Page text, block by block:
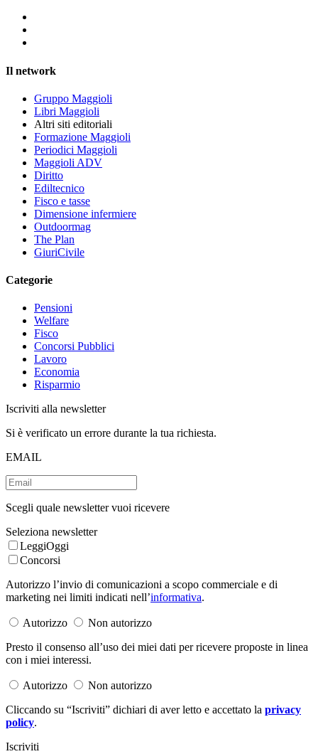
Il network
Gruppo Maggioli
Libri Maggioli
Altri siti editoriali
Formazione Maggioli
Periodici Maggioli
Maggioli ADV
Diritto
Ediltecnico
Fisco e tasse
Dimensione infermiere
Outdoormag
The Plan
GiuriCivile
Categorie
Pensioni
Welfare
Fisco
Concorsi Pubblici
Lavoro
Economia
Risparmio
Iscriviti alla newsletter
Si è verificato un errore durante la tua richiesta.
EMAIL
Scegli quale newsletter vuoi ricevere
Seleziona newsletter
LeggiOggi
Concorsi
Autorizzo l’invio di comunicazioni a scopo commerciale e di
marketing nei limiti indicati nell’informativa.
Autorizzo
Non autorizzo
Presto il consenso all’uso dei miei dati per ricevere proposte in linea
con i miei interessi.
Autorizzo
Non autorizzo
Cliccando su “Iscriviti” dichiari di aver letto e accettato la privacy
policy.
Iscriviti